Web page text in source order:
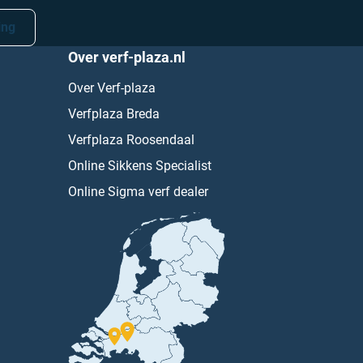
Over verf-plaza.nl
Over Verf-plaza
Verfplaza Breda
Verfplaza Roosendaal
Online Sikkens Specialist
Online Sigma verf dealer